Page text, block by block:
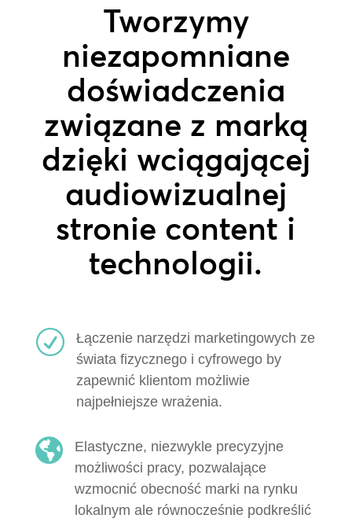
Tworzymy
niezapomniane
doświadczenia
związane z marką
dzięki wciągającej
audiowizualnej
stronie content i
technologii.
R
Łączenie narzędzi marketingowych ze
świata fizycznego i cyfrowego by
zapewnić klientom możliwie
najpełniejsze wrażenia.

Elastyczne, niezwykle precyzyjne
możliwości pracy, pozwalające
wzmocnić obecność marki na rynku
lokalnym ale równocześnie podkreślić